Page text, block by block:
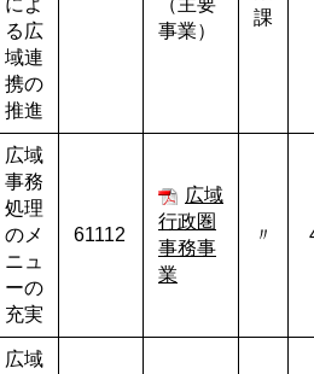
によ
る広
域連
携の
推進
（主要
事業）
課
広域
事務
処理
のメ
ニュ
ーの
充実
61112
広域
行政圏
事務事
業
〃
広域